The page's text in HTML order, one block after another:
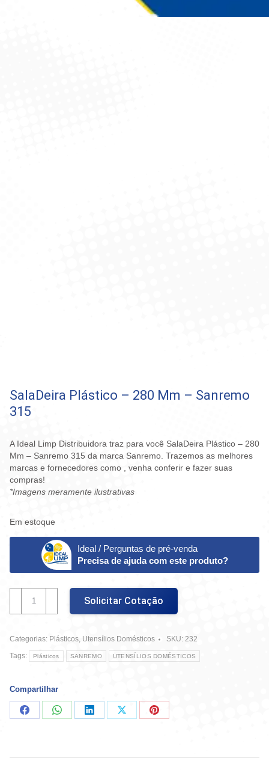
SalaDeira Plástico – 280 Mm – Sanremo
315
A Ideal Limp Distribuidora traz para você SalaDeira Plástico – 280
Mm – Sanremo 315 da marca Sanremo. Trazemos as melhores
marcas e fornecedores como , venha conferir e fazer suas
compras!
*Imagens meramente ilustrativas
Em estoque
Ideal / Perguntas de pré-venda
Precisa de ajuda com este produto?
Plástico
-
Mm
-
quantidade
Solicitar Cotação
Categorias: Plásticos, Utensílios Domésticos SKU: 232
Tags:
Plásticos SANREMO UTENSÍLIOS DOMÉSTICOS
Compartilhar
CompartilharCompartilharCompartilharCompartilharCompartilhar